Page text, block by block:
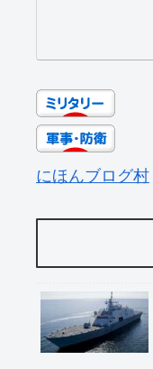
にほんブログ村